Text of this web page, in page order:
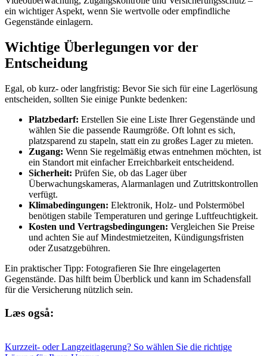
ein wichtiger Aspekt, wenn Sie wertvolle oder empfindliche
Gegenstände einlagern.
Wichtige Überlegungen vor der
Entscheidung
Egal, ob kurz- oder langfristig: Bevor Sie sich für eine Lagerlösung
entscheiden, sollten Sie einige Punkte bedenken:
Platzbedarf: Erstellen Sie eine Liste Ihrer Gegenstände und
wählen Sie die passende Raumgröße. Oft lohnt es sich,
platzsparend zu stapeln, statt ein zu großes Lager zu mieten.
Zugang: Wenn Sie regelmäßig etwas entnehmen möchten, ist
ein Standort mit einfacher Erreichbarkeit entscheidend.
Sicherheit: Prüfen Sie, ob das Lager über
Überwachungskameras, Alarmanlagen und Zutrittskontrollen
verfügt.
Klimabedingungen: Elektronik, Holz- und Polstermöbel
benötigen stabile Temperaturen und geringe Luftfeuchtigkeit.
Kosten und Vertragsbedingungen: Vergleichen Sie Preise
und achten Sie auf Mindestmietzeiten, Kündigungsfristen
oder Zusatzgebühren.
Ein praktischer Tipp: Fotografieren Sie Ihre eingelagerten
Gegenstände. Das hilft beim Überblick und kann im Schadensfall
für die Versicherung nützlich sein.
Læs også:
Kurzzeit- oder Langzeitlagerung? So wählen Sie die richtige